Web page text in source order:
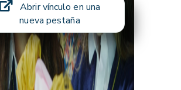
Abrir vínculo en una
nueva pestaña